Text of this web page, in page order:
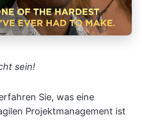
sein!
Sie, was eine
Projektmanagement ist